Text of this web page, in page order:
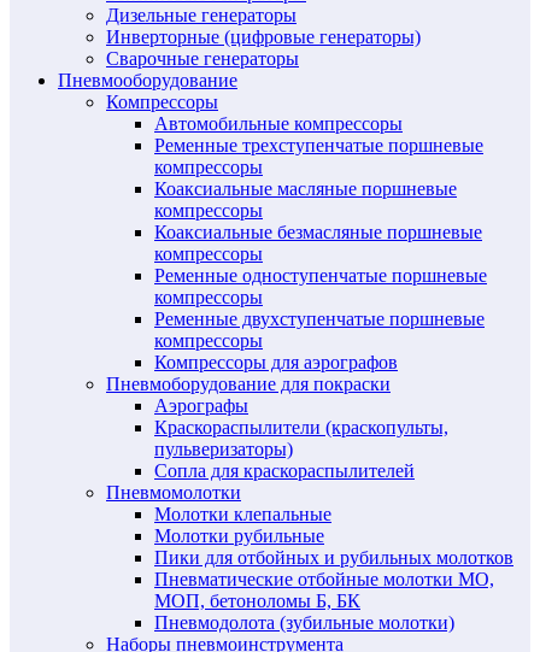
Дизельные генераторы
Инверторные (цифровые генераторы)
Сварочные генераторы
Пневмооборудование
Компрессоры
Автомобильные компрессоры
Ременные трехступенчатые поршневые
компрессоры
Коаксиальные масляные поршневые
компрессоры
Коаксиальные безмасляные поршневые
компрессоры
Ременные одноступенчатые поршневые
компрессоры
Ременные двухступенчатые поршневые
компрессоры
Компрессоры для аэрографов
Пневмоборудование для покраски
Аэрографы
Краскораспылители (краскопульты,
пульверизаторы)
Сопла для краскораспылителей
Пневмомолотки
Молотки клепальные
Молотки рубильные
Пики для отбойных и рубильных молотков
Пневматические отбойные молотки МО,
МОП, бетоноломы Б, БК
Пневмодолота (зубильные молотки)
Наборы пневмоинструмента